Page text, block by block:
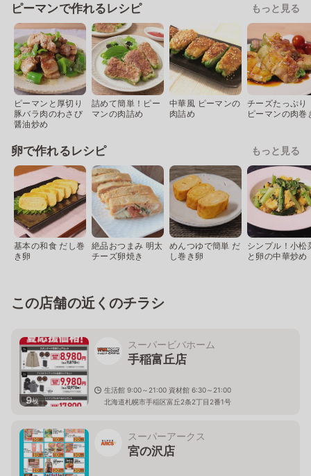
ピーマンで作れるレシピ もっと見る
ピーマンと厚切り
豚バラ肉のわさび
醤油炒め
詰めて簡単！ピー
マンの肉詰め
中華風 ピーマンの
肉詰め
チーズたっぷり
ピーマンの肉巻
卵で作れるレシピ もっと見る
基本の和食 だし巻
き卵
絶品おつまみ 明太
チーズ卵焼き
めんつゆで簡単 だ
し巻き卵
シンプル！小松
と卵の中華炒め
この店舗の近くのチラシ
9枚
スーパービバホーム
手稲富丘店
生活館 9:00～21:00 資材館 6:30～21:00
北海道札幌市手稲区富丘2条2丁目2番1号
スーパーアークス
宮の沢店